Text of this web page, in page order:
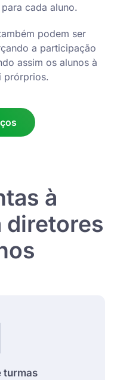
cada aluno.
podem ser
a participação
assim os alunos à
prórprios.
à
diretores
turmas